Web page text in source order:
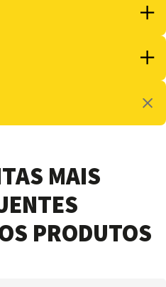
MAIS
PRODUTOS